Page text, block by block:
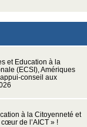
et Education à la
(ECSI), Amériques
conseil aux
à la Citoyenneté et
de l’AICT » !